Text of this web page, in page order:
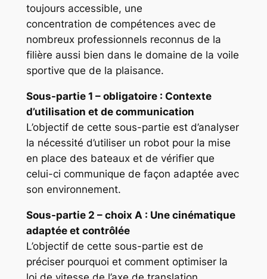
toujours accessible, une
concentration de compétences avec de
nombreux professionnels reconnus de la
filière aussi bien dans le domaine de la voile
sportive que de la plaisance.
Sous-partie 1 –obligatoire : Contexte
d’utilisation et de communication
L’objectif de cette sous-partie est d’analyser
la nécessité d’utiliser un robot pour la mise
en place des bateaux et de vérifier que
celui-ci communique de façon adaptée avec
son environnement.
Sous-partie 2 – choix A : Une cinématique
adaptée et contrôlée
L’objectif de cette sous-partie est de
préciser pourquoi et comment optimiser la